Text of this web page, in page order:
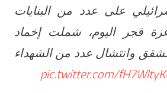
على عدد من البنايات
فجر اليوم، شملت إخماد
وانتشال عدد من الشهداء
pic.twitter.com/